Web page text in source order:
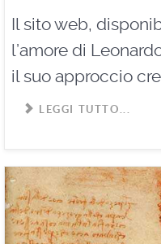
Il sito web,
l’amore di
il suo approccio
LEGGI TUTTO...